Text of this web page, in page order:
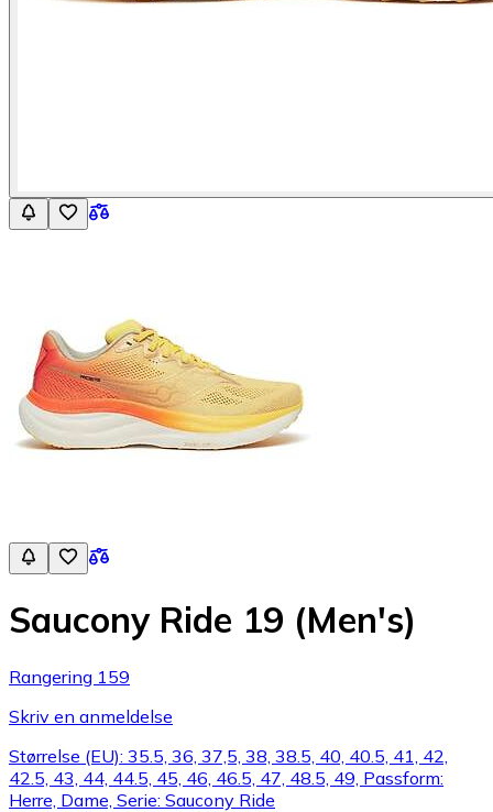
Saucony Ride 19 (Men's)
Rangering 159
Skriv en anmeldelse
Størrelse (EU): 35.5, 36, 37,5, 38, 38.5, 40, 40.5, 41, 42,
42.5, 43, 44, 44.5, 45, 46, 46.5, 47, 48.5, 49, Passform:
Herre, Dame, Serie: Saucony Ride